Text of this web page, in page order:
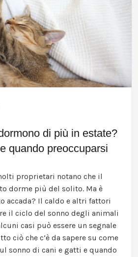
di più in estate?
quando preoccuparsi
proprietari notano che il
dorme più del solito. Ma è
accada? Il caldo e altri fattori
il ciclo del sonno degli animali
casi può essere un segnale
ciò che c’è da sapere su come
sonno di cani e gatti e quando